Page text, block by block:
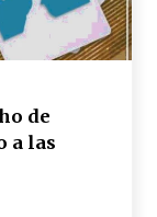
de
a las